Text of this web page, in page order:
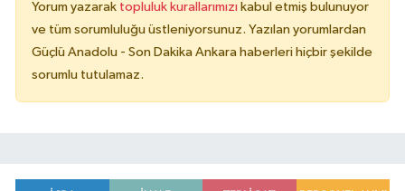
Yorum yazarak topluluk kurallarımızı kabul etmiş bulunuyor
ve tüm sorumluluğu üstleniyorsunuz. Yazılan yorumlardan
Güçlü Anadolu - Son Dakika Ankara haberleri hiçbir şekilde
sorumlu tutulamaz.